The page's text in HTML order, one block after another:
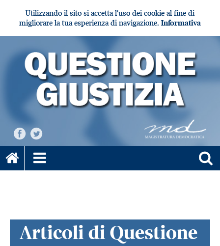
Utilizzando il sito si accetta l'uso dei cookie al fine di
migliorare la tua esperienza di navigazione. Informativa
Articoli di Questione